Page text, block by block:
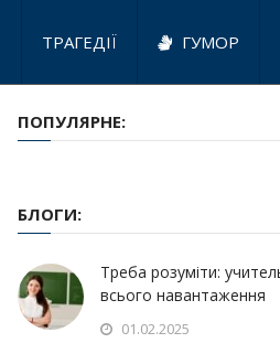
ТРАГЕДІЇ ГУМОР
ПОПУЛЯРНЕ:
БЛОГИ:
Треба розуміти:
всього навантаження
01.02.2025